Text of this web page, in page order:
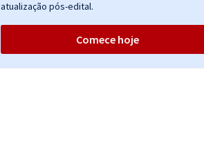
atualização pós-edital.
Comece hoje